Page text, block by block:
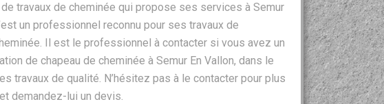
travaux de cheminée qui propose ses services à Semur
un professionnel reconnu pour ses travaux de
Il est le professionnel à contacter si vous avez un
de chapeau de cheminée à Semur En Vallon, dans le
travaux de qualité. N’hésitez pas à le contacter pour plus
demandez-lui un devis.